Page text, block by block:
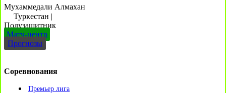
Мухаммедали Алмахан
Туркестан |
Полузащитник
Матч-центр
Прогнозы
Соревнования
Премьер лига